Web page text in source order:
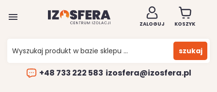

ZALOGUJ KOSZYK
szukaj
+48 733 222 583 izosfera@izosfera.pl